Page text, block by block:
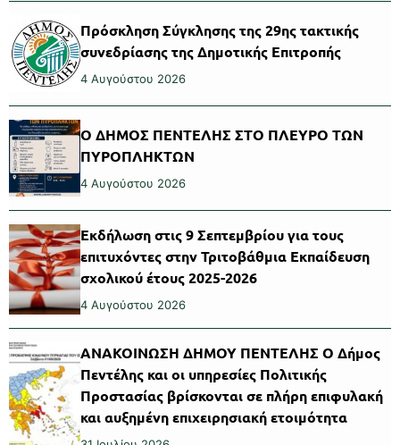
Πρόσκληση Σύγκλησης της 29ης τακτικής
συνεδρίασης της Δημοτικής Επιτροπής
4 Αυγούστου 2026
Ο ΔΗΜΟΣ ΠΕΝΤΕΛΗΣ ΣΤΟ ΠΛΕΥΡΟ ΤΩΝ
ΠΥΡΟΠΛΗΚΤΩΝ
4 Αυγούστου 2026
Εκδήλωση στις 9 Σεπτεμβρίου για τους
επιτυχόντες στην Τριτοβάθμια Εκπαίδευση
σχολικού έτους 2025-2026
4 Αυγούστου 2026
ΑΝΑΚΟΙΝΩΣΗ ΔΗΜΟΥ ΠΕΝΤΕΛΗΣ Ο Δήμος
Πεντέλης και οι υπηρεσίες Πολιτικής
Προστασίας βρίσκονται σε πλήρη επιφυλακή
και αυξημένη επιχειρησιακή ετοιμότητα